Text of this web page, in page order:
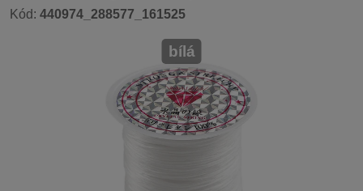
Kód: 440974_288577_161525
bílá